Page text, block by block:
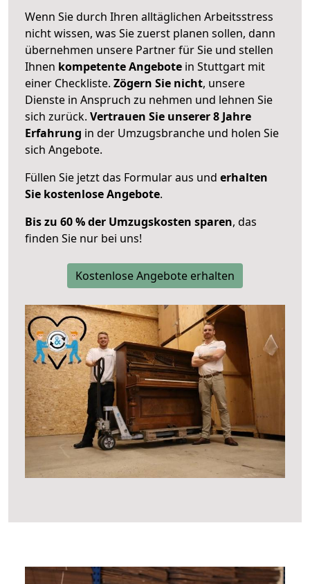
Wenn Sie durch Ihren alltäglichen Arbeitsstress
nicht wissen, was Sie zuerst planen sollen, dann
übernehmen unsere Partner für Sie und stellen
Ihnen kompetente Angebote in Stuttgart mit
einer Checkliste. Zögern Sie nicht, unsere
Dienste in Anspruch zu nehmen und lehnen Sie
sich zurück. Vertrauen Sie unserer 8 Jahre
Erfahrung in der Umzugsbranche und holen Sie
sich Angebote.
Füllen Sie jetzt das Formular aus und erhalten
Sie kostenlose Angebote.
Bis zu 60 % der Umzugskosten sparen, das
finden Sie nur bei uns!
Kostenlose Angebote erhalten